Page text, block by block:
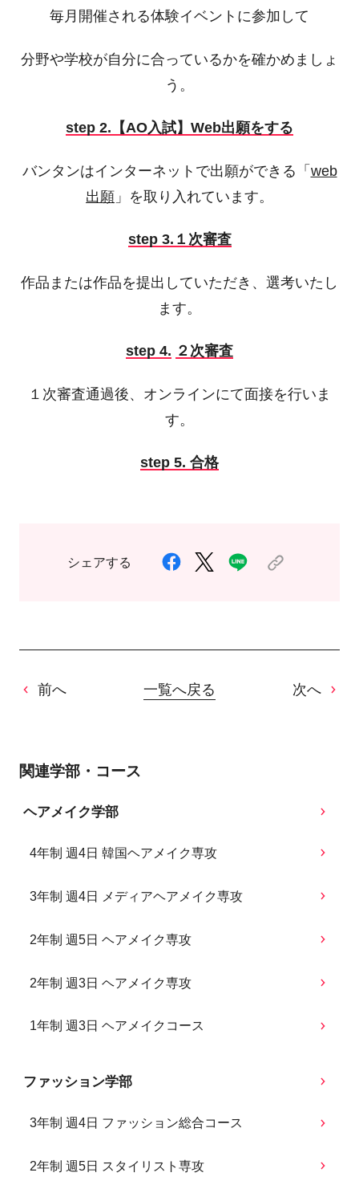
毎月開催される体験イベントに参加して
分野や学校が自分に合っているかを確かめましょ
う。
step 2. 【AO入試】Web出願をする
バンタンはインターネットで出願ができる「 web
出願 」を取り入れています。
step 3.１次審査
作品または作品を提出していただき、選考いたし
ます。
step 4. ２次審査
１次審査通過後、オンラインにて面接を行いま
す。
step 5. 合格
シェアする
前へ 一覧へ戻る 次へ
関連学部・コース
ヘアメイク学部
4年制 週4日 韓国ヘアメイク専攻
3年制 週4日 メディアヘアメイク専攻
2年制 週5日 ヘアメイク専攻
2年制 週3日 ヘアメイク専攻
1年制 週3日 ヘアメイクコース
ファッション学部
3年制 週4日 ファッション総合コース
2年制 週5日 スタイリスト専攻